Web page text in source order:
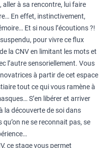
à sa rencontre, lui faire
En effet, instinctivement,
Et si nous l’écoutions ?!
pour vivre ce flux
la CNV en limitant les mots et
l’autre sensoriellement. Vous
à partir de cet espace
tout ce qui vous ramène à
S’en libérer et arriver
la découverte de soi dans
ne se reconnait pas, se
ce stage vous permet